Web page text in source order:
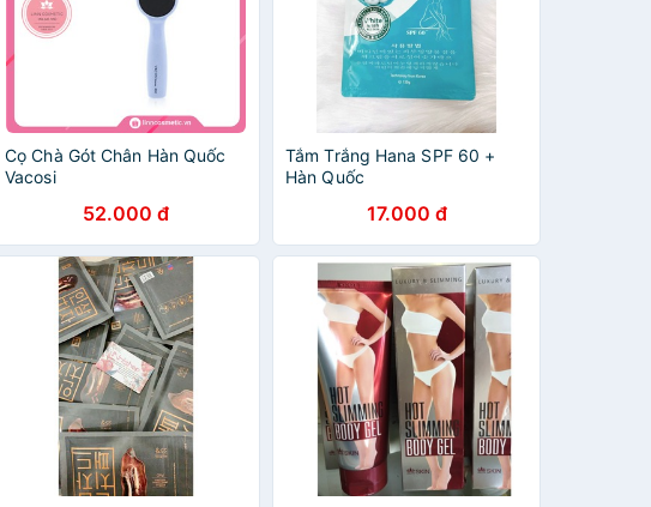
Cọ Chà Gót Chân Hàn Quốc
Vacosi
52.000 đ
Tắm Trắng Hana SPF 60 +
Hàn Quốc
17.000 đ